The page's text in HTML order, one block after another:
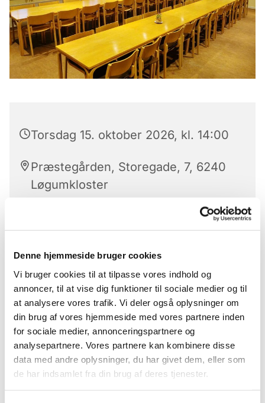
Denne hjemmeside bruger cookies
Vi bruger cookies til at tilpasse vores indhold og
annoncer, til at vise dig funktioner til sociale medier og til
at analysere vores trafik. Vi deler også oplysninger om
din brug af vores hjemmeside med vores partnere inden
for sociale medier, annonceringspartnere og
analysepartnere. Vores partnere kan kombinere disse
data med andre oplysninger, du har givet dem, eller som
de har indsamlet fra din brug af deres tjenester.
Torsdag 15. oktober 2026, kl. 14:00
Præstegården, Storegade, 7, 6240
Løgumkloster
hver torsdag i lige uger kl. 13 i konfirmandstuen
(markedspladsen 7c) hvor de sammen sidder og
strikker til velgørende formål. Man medbringer
selv eget strikketøj, og så er der mulighed for et
par hyggelige timer, hvor man sammen kan få
snakket og stikket. Alle er velkomne